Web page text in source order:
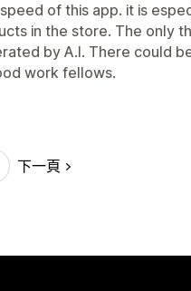
of this app. it is
in the store. The only
by A.I. There could
work fellows.
下一頁